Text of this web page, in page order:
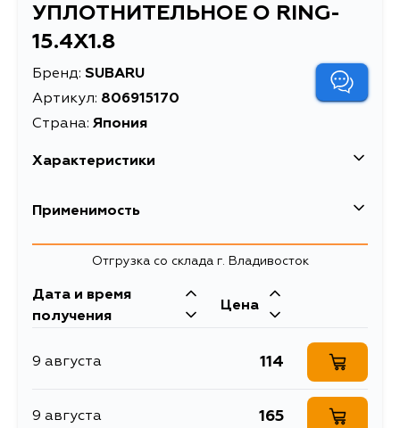
УПЛОТНИТЕЛЬНОЕ O RING-
15.4X1.8
Бренд: SUBARU
Артикул: 806915170
Страна: Япония
Характеристики
Высота упаковки, мм
0.002
Объем упаковки, л 0.002
УПЛОТНИТЕЛЬНОЕ O
RING-15.4X1.8
Применимость
Отгрузка со склада г. Владивосток
Дата и время
получения
Цена
9 августа 114
9 августа 165